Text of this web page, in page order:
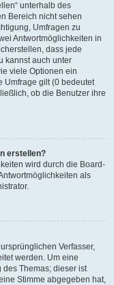
unterhalb des
Bereich nicht sehen
Umfragen zu
Antwortmöglichkeiten in
dass jede
kannst auch unter
viele Optionen ein
Umfrage gilt (0 bedeutet
ob die Benutzer ihre
erstellen?
wird durch die Board-
als
Verfasser,
werden. Um eine
Themas; dieser ist
Stimme abgegeben hat,